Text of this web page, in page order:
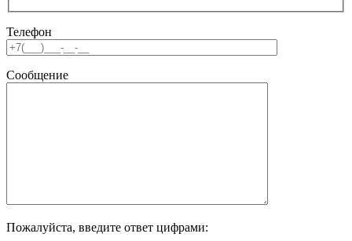
Телефон
Сообщение
Пожалуйста, введите ответ цифрами: